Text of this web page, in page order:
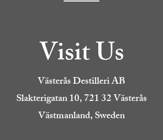
Visit Us
Västerås Destilleri AB
Slakterigatan 10, 721 32 Västerås
Västmanland, Sweden